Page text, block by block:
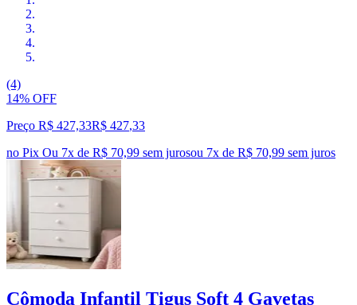
(4)
14% OFF
Preço R$ 427,33R$ 427,33
no Pix Ou 7x de R$ 70,99 sem jurosou 7x de R$ 70,99 sem juros
Cômoda Infantil Tigus Soft 4 Gavetas